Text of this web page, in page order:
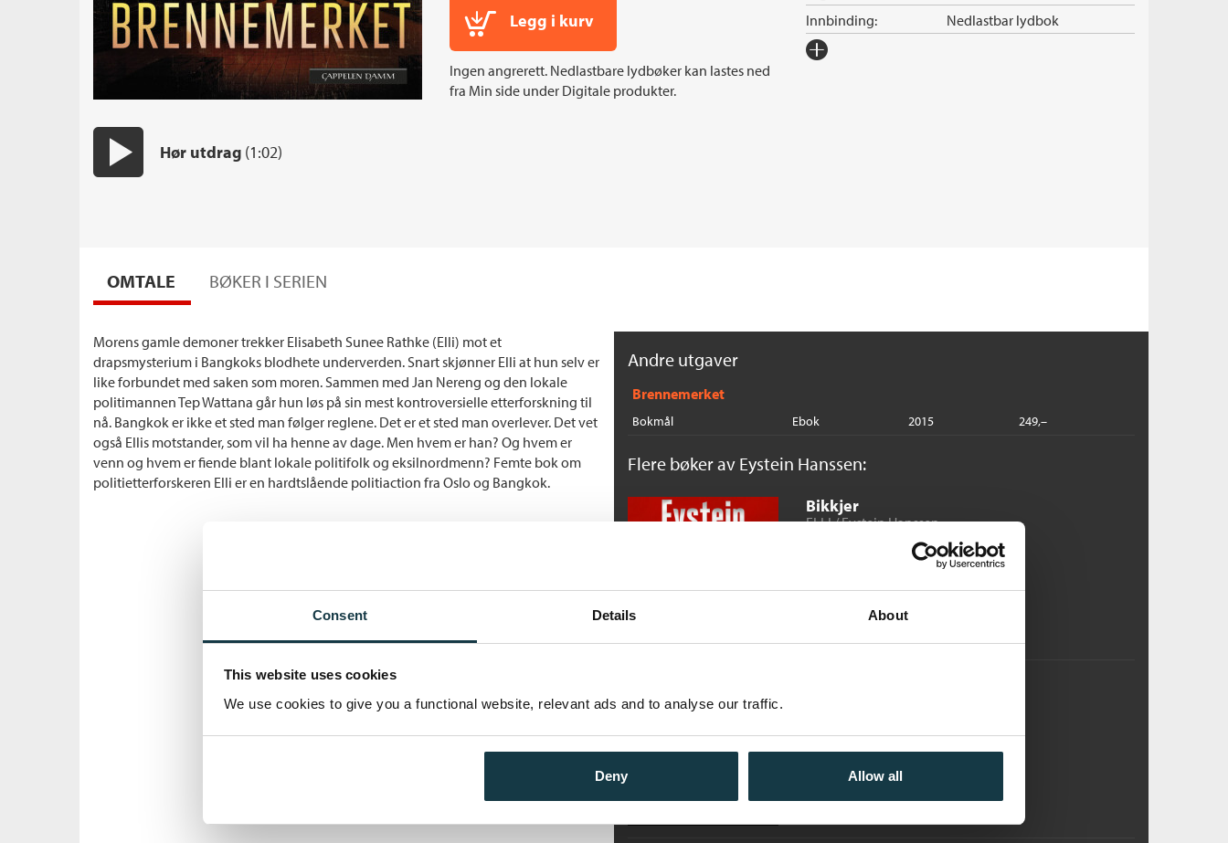
Consent Details About
This website uses cookies
We use cookies to give you a functional website, relevant ads and to analyse our traffic.
Deny Allow all
Hør utdrag (1:02)
Legg i kurv
Ingen angrerett. Nedlastbare lydbøker kan lastes ned
fra Min side under Digitale produkter.
Innbinding: Nedlastbar lydbok
Forlag:
OMTALE BØKER I SERIEN
Morens gamle demoner trekker Elisabeth Sunee Rathke (Elli) mot et
drapsmysterium i Bangkoks blodhete underverden. Snart skjønner Elli at hun selv er
like forbundet med saken som moren. Sammen med Jan Nereng og den lokale
politimannen Tep Wattana går hun løs på sin mest kontroversielle etterforskning til
nå. Bangkok er ikke et sted man følger reglene. Det er et sted man overlever. Det vet
også Ellis motstander, som vil ha henne av dage. Men hvem er han? Og hvem er
venn og hvem er fiende blant lokale politifolk og eksilnordmenn? Femte bok om
politietterforskeren Elli er en hardtslående politiaction fra Oslo og Bangkok.
Andre utgaver
Brennemerket
Bokmål Ebok 2015 249,–
Flere bøker av Eystein Hanssen:
Bikkjer
ELLI /Eystein Hanssen
Pris 449,–
Pris 399,–